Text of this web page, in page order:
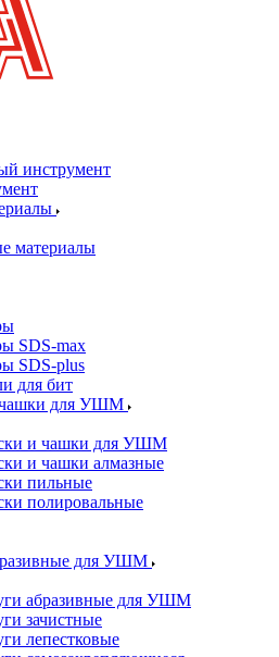
инструмент
материалы
SDS-max
SDS-plus
для бит
для УШМ
и чашки для УШМ
и чашки алмазные
пильные
полировальные
для УШМ
абразивные для УШМ
зачистные
лепестковые